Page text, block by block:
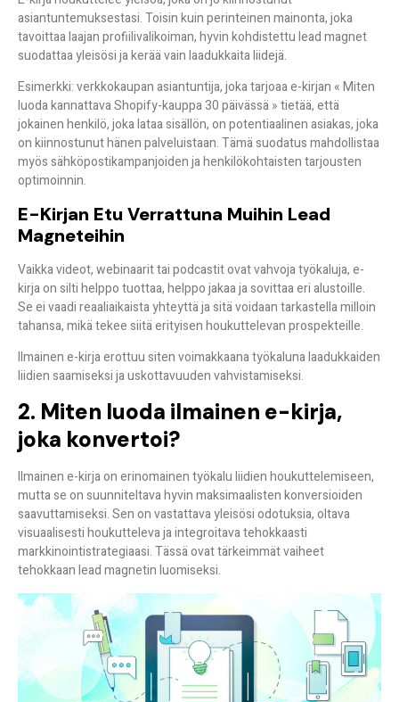
asiantuntemuksestasi. Toisin kuin perinteinen mainonta, joka
tavoittaa laajan profiilivalikoiman, hyvin kohdistettu lead magnet
suodattaa yleisösi ja kerää vainlaadukkaita liidejä.
Esimerkki: verkkokaupan asiantuntija, joka tarjoaa e-kirjan « Miten
luoda kannattava Shopify-kauppa 30 päivässä »tietää, että
jokainen henkilö, joka lataa sisällön, on potentiaalinen asiakas, joka
on kiinnostunut hänen palveluistaan. Tämä suodatus mahdollistaa
myössähköpostikampanjoiden ja henkilökohtaisten tarjousten
optimoinnin.
E-Kirjan Etu Verrattuna Muihin Lead
Magneteihin
Vaikka videot, webinaarit tai podcastit ovat vahvoja työkaluja, e-
kirja on siltihelppo tuottaa, helppo jakaa ja sovittaaeri alustoille.
Se ei vaadi reaaliaikaista yhteyttä ja sitä voidaan tarkastella milloin
tahansa, mikä tekee siitäerityisen houkuttelevanprospekteille.
Ilmainen e-kirja erottuu siten voimakkaana työkaluna laadukkaiden
liidien saamiseksi ja uskottavuuden vahvistamiseksi.
2. Miten luoda ilmainen e-kirja,
joka konvertoi?
Ilmainen e-kirja on erinomainen työkalu liidien houkuttelemiseen,
mutta se on suunniteltava hyvin maksimaalisten konversioiden
saavuttamiseksi. Sen on vastattava yleisösi odotuksia, oltava
visuaalisesti houkutteleva ja integroitava tehokkaasti
markkinointistrategiaasi. Tässä ovat tärkeimmät vaiheet
tehokkaan lead magnetin luomiseksi.